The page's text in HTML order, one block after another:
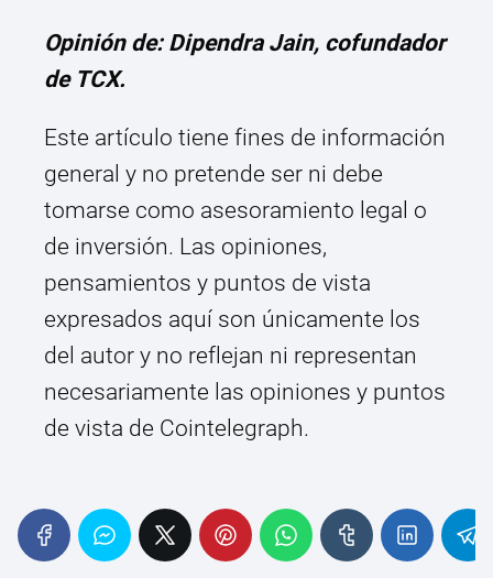
Opinión de: Dipendra Jain, cofundador
de TCX.
Este artículo tiene fines de información
general y no pretende ser ni debe
tomarse como asesoramiento legal o
de inversión. Las opiniones,
pensamientos y puntos de vista
expresados aquí son únicamente los
del autor y no reflejan ni representan
necesariamente las opiniones y puntos
de vista de Cointelegraph.